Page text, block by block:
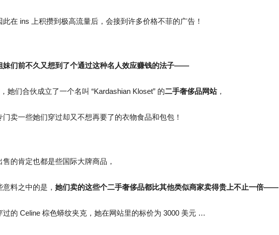
在 ins 上积攒到极高流量后，会接到许多价格不菲的广告！
妹们前不久又想到了个通过这种名人效应赚钱的法子——
她们合伙成立了一个名叫 “Kardashian Kloset” 的二手奢侈品网站，
卖一些她们穿过却又不想再要了的衣物食品和包包！
的肯定也都是些国际大牌商品，
料之中的是， 她们卖的这些个二手奢侈品都比其他类似商家卖得贵上不止一倍——
过的 Celine 棕色蟒纹夹克，她在网站里的标价为 3000 美元 …